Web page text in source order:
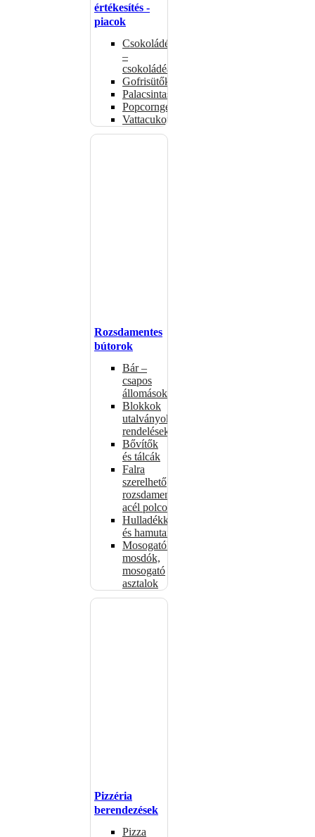
értékesítés -
piacok
Csokoládémelegítők
–
csokoládéadagolók
Gofrisütők
Palacsintasütők
Popcorngépek
Vattacukorgép
Rozsdamentes
bútorok
Bár –
csapos
állomások
Blokkok
utalványokhoz,
rendelésekhez
Bővítők
és tálcák
Falra
szerelhető
rozsdamentes
acél polcok
Hulladékkosarak
és hamutartók
Mosogatók,
mosdók,
mosogató
asztalok
Pizzéria
berendezések
Pizza